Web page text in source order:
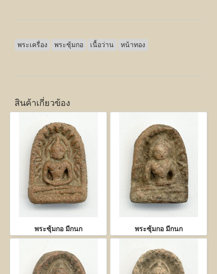
พระเครื่อง พระซุ้มกอ เนื้อว่าน หน้าทอง
สินค้าเกี่ยวข้อง
พระซุ้มกอ มีกนก พระซุ้มกอ มีกนก